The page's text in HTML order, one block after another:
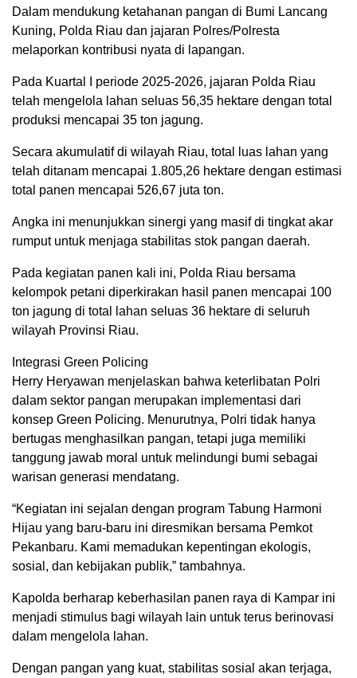
Dalam mendukung ketahanan pangan di Bumi Lancang
Kuning, Polda Riau dan jajaran Polres/Polresta
melaporkan kontribusi nyata di lapangan.
Pada Kuartal I periode 2025-2026, jajaran Polda Riau
telah mengelola lahan seluas 56,35 hektare dengan total
produksi mencapai 35 ton jagung.
Secara akumulatif di wilayah Riau, total luas lahan yang
telah ditanam mencapai 1.805,26 hektare dengan estimasi
total panen mencapai 526,67 juta ton.
Angka ini menunjukkan sinergi yang masif di tingkat akar
rumput untuk menjaga stabilitas stok pangan daerah.
Pada kegiatan panen kali ini, Polda Riau bersama
kelompok petani diperkirakan hasil panen mencapai 100
ton jagung di total lahan seluas 36 hektare di seluruh
wilayah Provinsi Riau.
Integrasi Green Policing
Herry Heryawan menjelaskan bahwa keterlibatan Polri
dalam sektor pangan merupakan implementasi dari
konsep Green Policing. Menurutnya, Polri tidak hanya
bertugas menghasilkan pangan, tetapi juga memiliki
tanggung jawab moral untuk melindungi bumi sebagai
warisan generasi mendatang.
“Kegiatan ini sejalan dengan program Tabung Harmoni
Hijau yang baru-baru ini diresmikan bersama Pemkot
Pekanbaru. Kami memadukan kepentingan ekologis,
sosial, dan kebijakan publik,” tambahnya.
Kapolda berharap keberhasilan panen raya di Kampar ini
menjadi stimulus bagi wilayah lain untuk terus berinovasi
dalam mengelola lahan.
Dengan pangan yang kuat, stabilitas sosial akan terjaga,